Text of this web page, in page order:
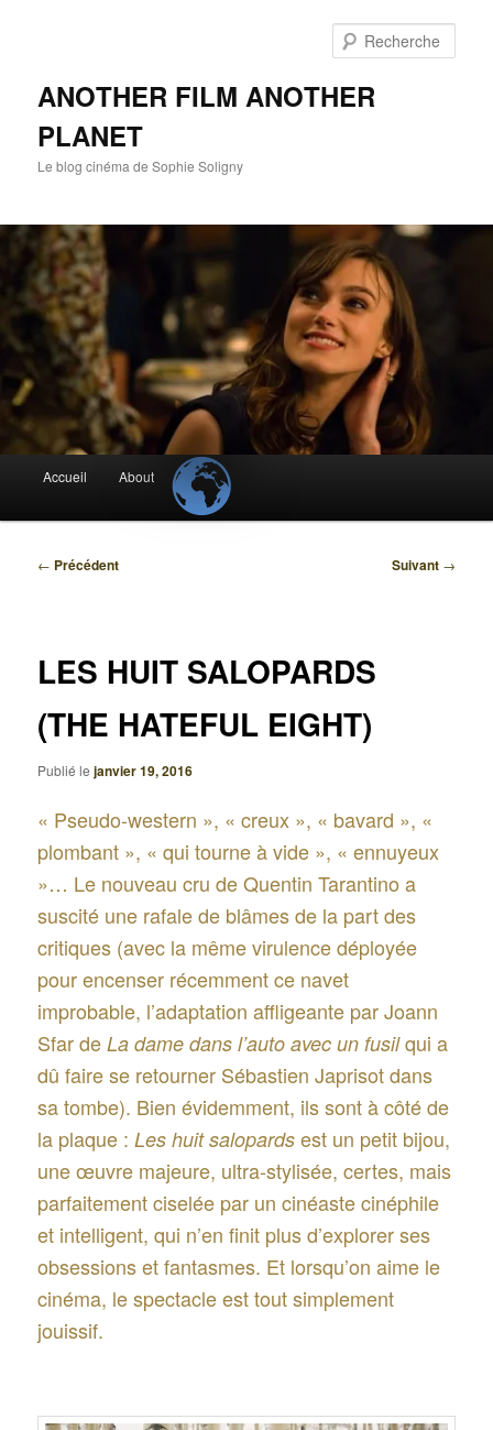
ANOTHER FILM ANOTHER
PLANET
Le blog cinéma de Sophie Soligny
principal
Accueil About
Navigation
← Précédent Suivant →
LES HUIT SALOPARDS
(THE HATEFUL EIGHT)
Publié lejanvier 19, 2016
« Pseudo-western », « creux », « bavard », «
plombant », « qui tourne à vide », « ennuyeux
»… Le nouveau cru de Quentin Tarantino a
suscité une rafale de blâmes de la part des
critiques (avec la même virulence déployée
pour encenser récemment ce navet
improbable, l’adaptation affligeante par Joann
Sfar deLa dame dans l’auto avec un fusilqui a
dû faire se retourner Sébastien Japrisot dans
sa tombe). Bien évidemment, ils sont à côté de
la plaque :Les huit salopards est un petit bijou,
une œuvre majeure, ultra-stylisée, certes, mais
parfaitement ciselée par un cinéaste cinéphile
et intelligent, qui n’en finit plus d’explorer ses
obsessions et fantasmes. Et lorsqu’on aime le
cinéma, le spectacle est tout simplement
jouissif.